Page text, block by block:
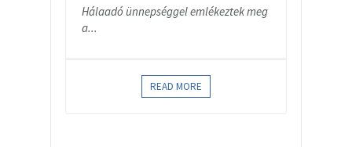
Hálaadó ünnepséggel emlékeztek meg
a...
READ MORE